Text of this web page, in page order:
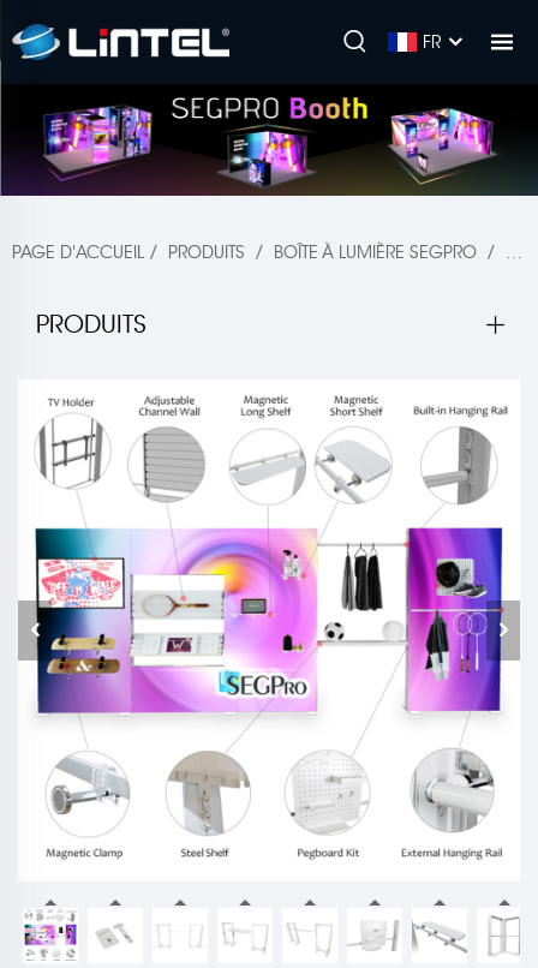
FR
PAGE D'ACCUEIL / PRODUITS / BOÎTE À LUMIÈRE SEGPRO /
PRODUITS